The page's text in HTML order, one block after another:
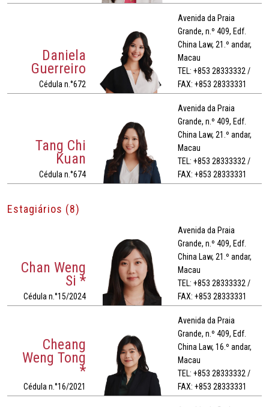
Daniela
Guerreiro
Cédula n.°672
Avenida da Praia
Grande, n.º 409, Edf.
China Law, 21.º andar,
Macau
TEL: +853 28333332 /
FAX: +853 28333331
Tang Chi
Kuan
Cédula n.°674
Avenida da Praia
Grande, n.º 409, Edf.
China Law, 21.º andar,
Macau
TEL: +853 28333332 /
FAX: +853 28333331
Estagiários (8)
Chan Weng
Si *
Cédula n.°15/2024
Avenida da Praia
Grande, n.º 409, Edf.
China Law, 21.º andar,
Macau
TEL: +853 28333332 /
FAX: +853 28333331
Cheang
Weng Tong
*
Cédula n.°16/2021
Avenida da Praia
Grande, n.º 409, Edf.
China Law, 16.º andar,
Macau
TEL: +853 28333332 /
FAX: +853 28333331